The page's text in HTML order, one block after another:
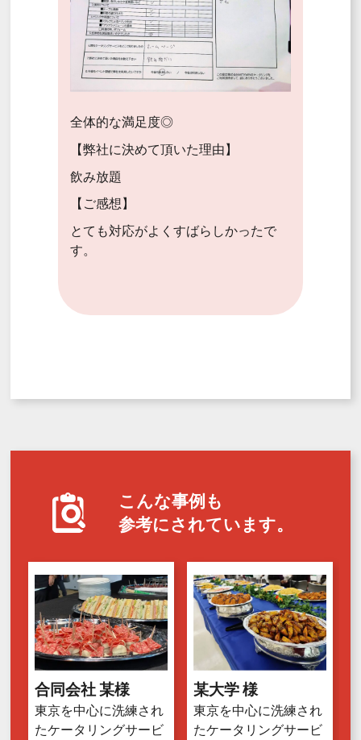
全体的な満足度◎
【弊社に決めて頂いた理由】
飲み放題
【ご感想】
とても対応がよくすばらしかったで
す。
こんな事例も
参考にされています。
合同会社 某様
東京を中心に洗練され
たケータリングサービ
某大学 様
東京を中心に洗練され
たケータリングサービ